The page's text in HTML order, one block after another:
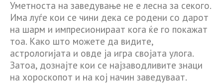
Уметноста на заведување не е лесна за секого.
Има луѓе кои се чини дека се родени со дарот
на шарм и импресионираат кога ќе го покажат
тоа. Како што можете да видите,
астрологијата и овде ја игра својата улога.
Затоа, дознајте кои се најзаводливите знаци
на хороскопот и на кој начин заведуваат.